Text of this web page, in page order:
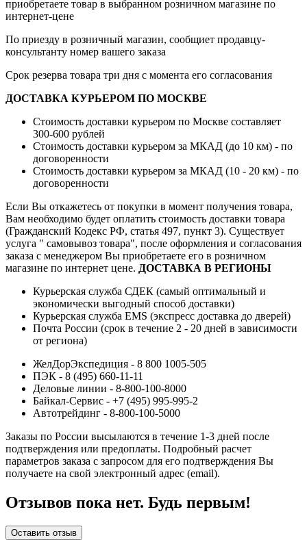
приобретаете товар в выбранном розничном магазине по
интернет-цене
По приезду в розничный магазин, сообщиет продавцу-
консультанту номер вашего заказа
Срок резерва товара три дня с момента его согласования
ДОСТАВКА КУРЬЕРОМ ПО МОСКВЕ
Стоимость доставки курьером по Москве составляет
300-600 рублей
Стоимость доставки курьером за МКАД (до 10 км) - по
договоренности
Стоимость доставки курьером за МКАД (10 - 20 км) - по
договоренности
Если Вы откажетесь от покупки в момент получения товара,
Вам необходимо будет оплатить стоимость доставки товара
(Гражданский Кодекс РФ, статья 497, пункт 3). Существует
услуга " самовывоз товара", после оформления и согласования
заказа с менеджером Вы приобретаете его в розничном
магазине по интернет цене. ДОСТАВКА В РЕГИОНЫ
Курьерская служба СДЕК (самый оптимальный и
экономически выгодный способ доставки)
Курьерская служба EMS (экспресс доставка до дверей)
Почта России (срок в течение 2 - 20 дней в зависимости
от региона)
ЖелДорЭкспедиция - 8 800 1005-505
ПЭК - 8 (495) 660-11-11
Деловые линии - 8-800-100-8000
Байкал-Сервис - +7 (495) 995-995-2
Автотрейдинг - 8-800-100-5000
Заказы по России высылаются в течение 1-3 дней после
подтверждения или предоплаты. Подробный расчет
параметров заказа с запросом для его подтверждения Вы
получаете на свой электронный адрес (email).
Отзывов пока нет. Будь первым!
Оставить отзыв